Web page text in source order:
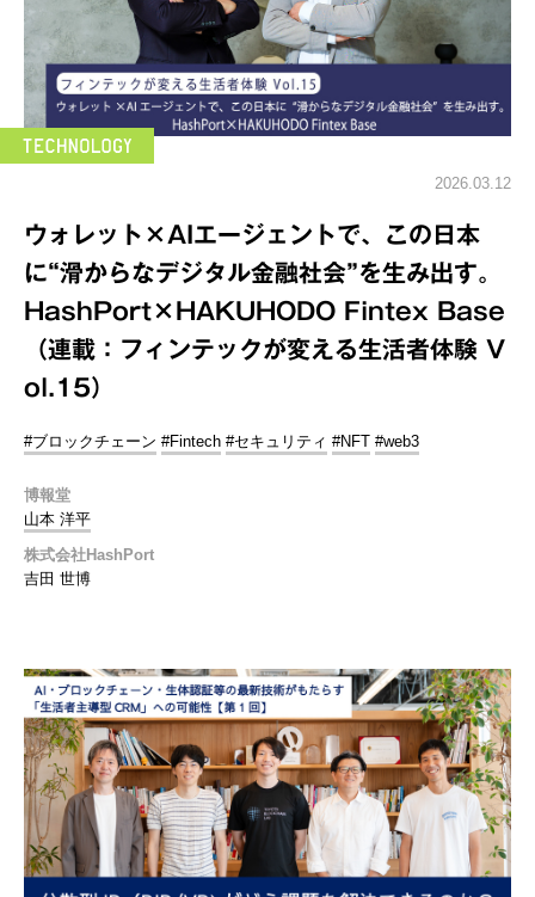
2026.03.12
ウォレット×AIエージェントで、この日本
に“滑からなデジタル金融社会”を生み出す。
HashPort×HAKUHODO Fintex Base
（連載：フィンテックが変える生活者体験 V
ol.15）
#ブロックチェーン #Fintech #セキュリティ #NFT #web3
博報堂
山本 洋平
株式会社HashPort
吉田 世博